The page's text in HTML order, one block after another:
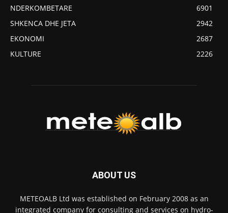
NDERKOMBETARE
6901
SHKENCA DHE JETA
2942
EKONOMI
2687
KULTURE
2226
ABOUT US
METEOALB Ltd was established on February 2008 as an
integrated company for consulting and services on hydro-